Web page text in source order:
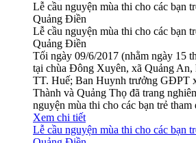
Lễ cầu nguyện mùa thi cho các bạn
Quảng Điền
Lễ cầu nguyện mùa thi cho các bạn
Quảng Điền
Tối ngày 09/6/2017 (nhằm ngày 15
tại chùa Đông Xuyên, xã Quảng
TT. Huế; Ban Huynh trưởng GĐPT
Thành và Quảng Thọ đã trang
nguyện mùa thi cho các bạn trẻ
Xem chi tiết
Lễ cầu nguyện mùa thi cho các bạn